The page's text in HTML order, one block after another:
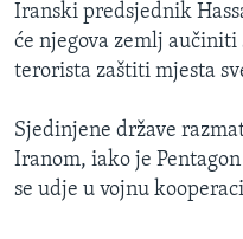
Iranski predsjednik
će njegova zemlj aučiniti
terorista zaštiti mjesta
Sjedinjene države
Iranom, iako je
se udje u vojnu